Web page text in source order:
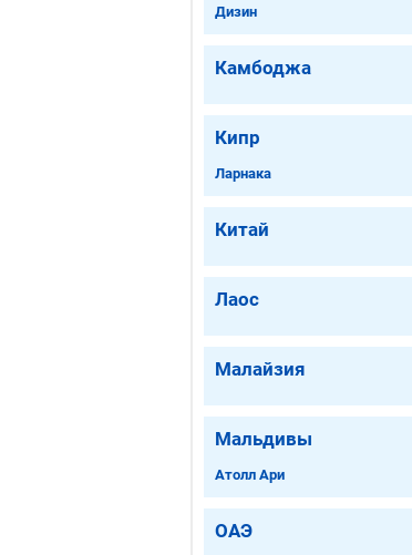
Дизин
Камбоджа
Кипр
Ларнака
Китай
Лаос
Малайзия
Мальдивы
Атолл Ари
ОАЭ